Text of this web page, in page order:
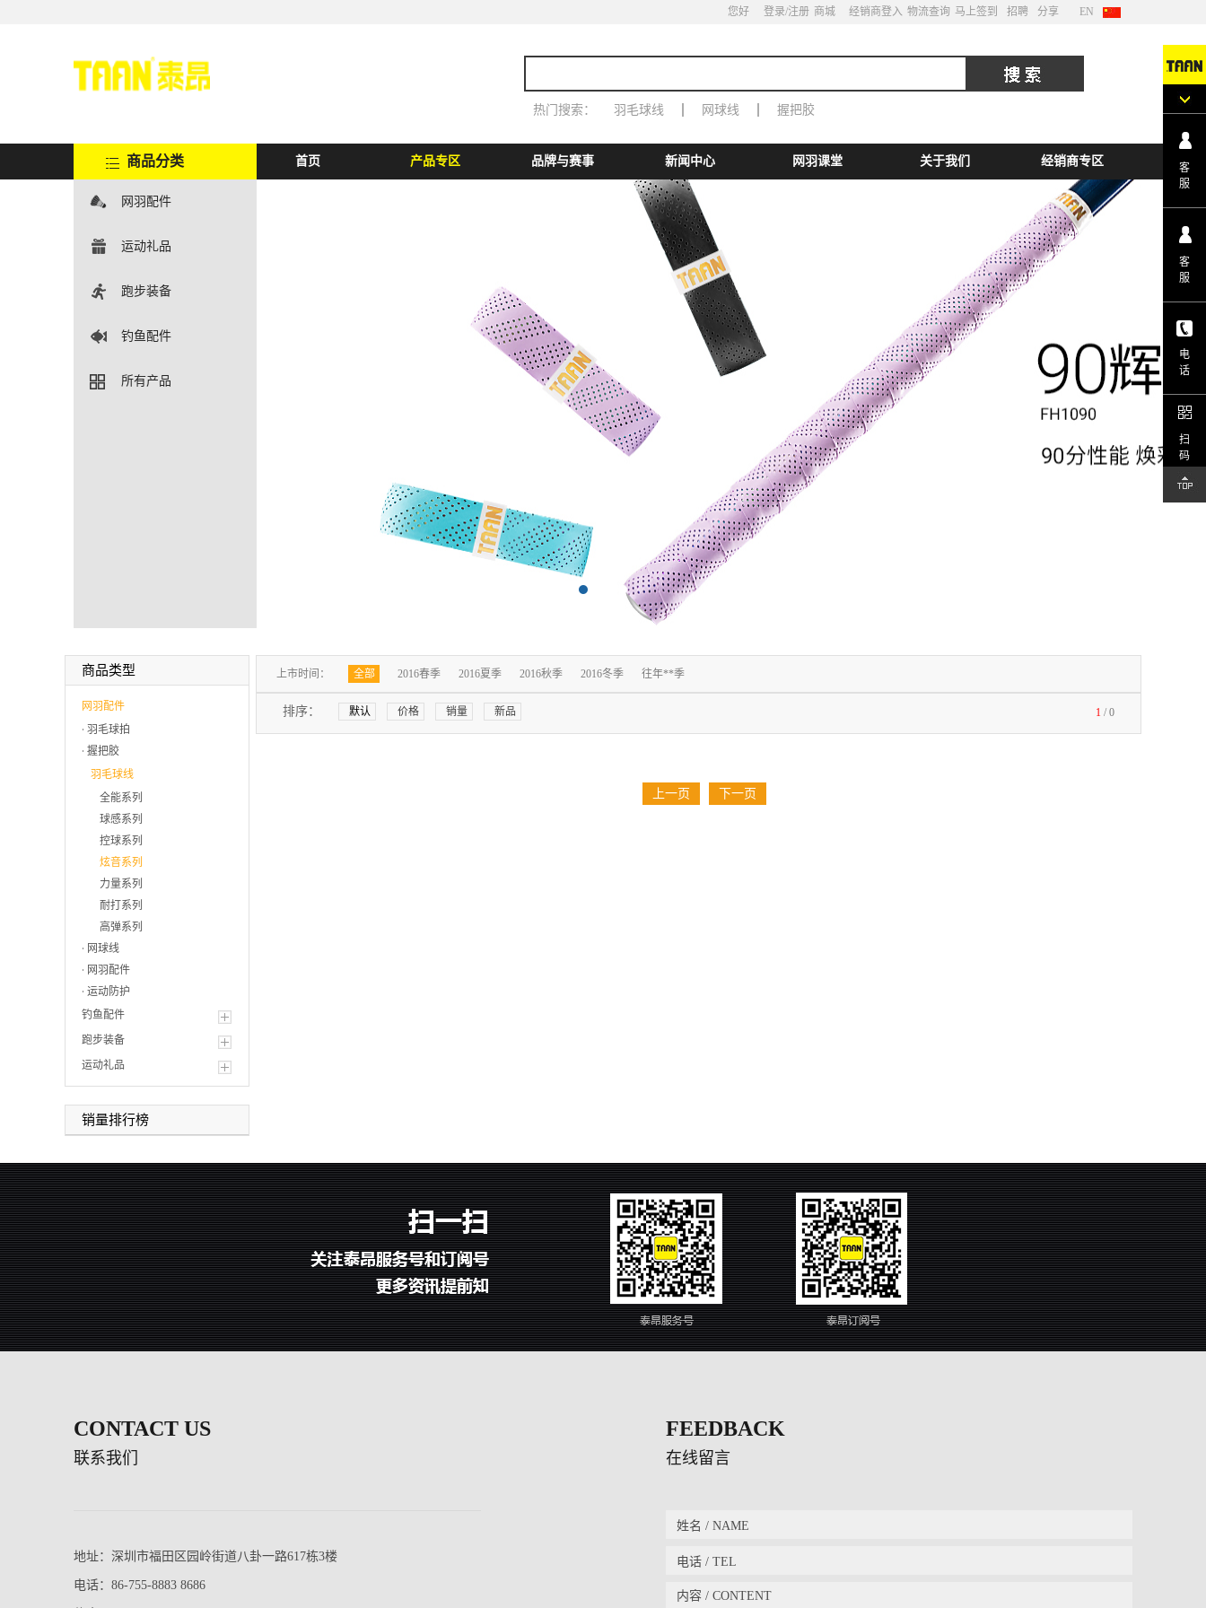
EN
招聘 分享
马上签到
物流查询
经销商登入
商城
您好 登录/注册
热门搜索： 羽毛球线 网球线 握把胶
商品分类
网羽配件
运动礼品
跑步装备
钓鱼配件
所有产品
首页 产品专区 品牌与赛事 新闻中心 网羽课堂 关于我们 经销商专区
商品类型
网羽配件
羽毛球拍
握把胶
羽毛球线
全能系列
球感系列
控球系列
炫音系列
力量系列
耐打系列
高弹系列
网球线
网羽配件
运动防护
钓鱼配件
跑步装备
运动礼品
销量排行榜
上市时间： 全部 2016春季 2016夏季 2016秋季 2016冬季 往年**季
排序： 默认 价格 销量 新品 1 / 0
上一页 下一页
CONTACT US
联系我们
地址：深圳市福田区园岭街道八卦一路617栋3楼
电话：86-755-8883 8686
FEEDBACK
在线留言
客
服
客
服
电
话
扫
码